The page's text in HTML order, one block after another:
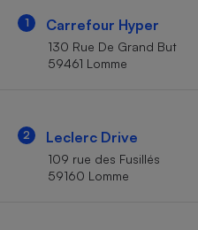
1 Carrefour Hyper
130 Rue De Grand But
59461 Lomme
2 Leclerc Drive
109 rue des Fusillés
59160 Lomme